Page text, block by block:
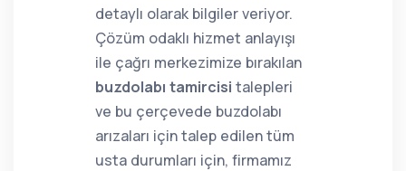
detaylı olarak bilgiler veriyor.
Çözüm odaklı hizmet anlayışı
ile çağrı merkezimize bırakılan
buzdolabı tamircisi talepleri
ve bu çerçevede buzdolabı
arızaları için talep edilen tüm
usta durumları için, firmamız